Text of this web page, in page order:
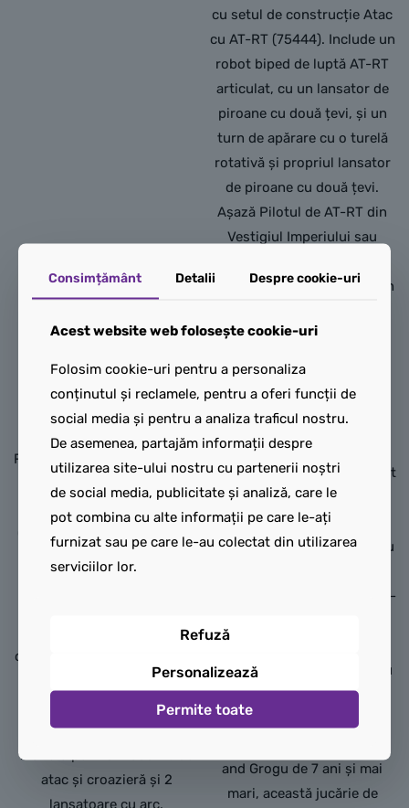
stelară ARC-170
Recreează misiuni din
Războiul stelelor:
Răzbunarea Lorzilor Sith™ cu
jucăria de construcție Nava
de luptă stelară ARC-170
(75402) pentru copii. O idee
excelentă de cadou LEGO®
mari, nava de luptă stelară
construită din cărămizi are 3
carlingi cu deschidere, 6
aripi, incluzând 4 aripi
reglabile acționate printr-o
manetă pentru modurile de
atac și croazieră și 2
lansatoare cu arc.
cu setul de construcție Atac
cu AT-RT (75444). Include un
robot biped de luptă AT-RT
articulat, cu un lansator de
piroane cu două țevi, și un
turn de apărare cu o turelă
rotativă și propriul lansator
de piroane cu două țevi.
Așază Pilotul de AT-RT din
Vestigiul Imperiului sau
Mandalorianul în scaunul din
cărămidă din bord pentru a
face loc figurinei LEGO
Grogu, care să-l însoțească
pe Mandalorian).
Deschide turnul de apărare
pentru a descoperi un suport
pentru arme și un spațiu de
depozitare. Echipează-l pe
Mandalorian cu un rucsac cu
explozor, iar pe pilotul de AT-
mai multă acțiune de luptă
fantasy. Un captivant cadou
fantasy și de aventură
pentru băieți, fete și fanii
and Grogu de 7 ani și mai
mari, această jucărie de
Consimțământ Detalii Despre cookie-uri
Acest website web folosește cookie-uri
Folosim cookie-uri pentru a personaliza
conținutul și reclamele, pentru a oferi funcții de
social media și pentru a analiza traficul nostru.
De asemenea, partajăm informații despre
utilizarea site-ului nostru cu partenerii noștri
de social media, publicitate și analiză, care le
pot combina cu alte informații pe care le-ați
furnizat sau pe care le-au colectat din utilizarea
serviciilor lor.
Refuză
Personalizează
Permite toate